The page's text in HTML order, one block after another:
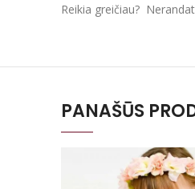
Reikia greičiau?
PANAŠŪS